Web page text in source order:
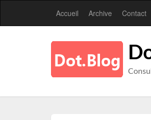
Accueil Archive Contact